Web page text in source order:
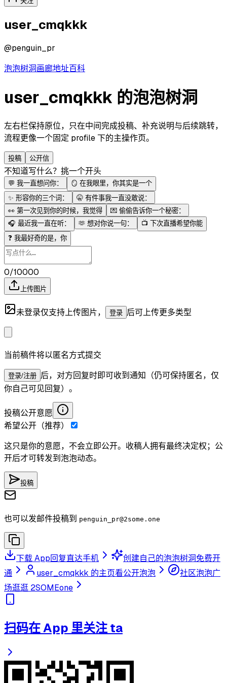
user_cmqkkk
@penguin_pr
泡泡树洞画廊地址百科
user_cmqkkk 的泡泡树洞
左右栏保持原位，只在中间完成投稿、补充说明与后续跳转，
流程更像一个固定 profile 下的主操作页。
投稿 公开信
不知道写什么？挑一个开头
💬 我一直想问你： 🪞 在我眼里，你其实是一个
✨ 形容你的三个词： 🤫 有件事我一直没敢说：
👀 第一次见到你的时候，我觉得 💌 偷偷告诉你一个秘密：
🎧 最近我一直在听： 🫶 想对你说一句： 📺 下次直播希望你能
❓ 我最好奇的是，你
0/10000
上传图片
未登录仅支持上传图片， 登录 后可上传更多类型
当前稿件将以匿名方式提交
登录/注册 后，对方回复时即可收到通知（仍可保持匿名，仅
你自己可见回复）。
投稿公开意愿
希望公开（推荐）
这只是你的意愿，不会立即公开。收稿人拥有最终决定权；公
开后才可转发到泡泡动态。
投稿
也可以发邮件投稿到 penguin_pr@2some.one
下载 App回复直达手机 创建自己的泡泡树洞免费开
通
user_cmqkkk 的主页看公开泡泡
社区泡泡广
场逛逛 2SOMEone
扫码在 App 里关注 ta